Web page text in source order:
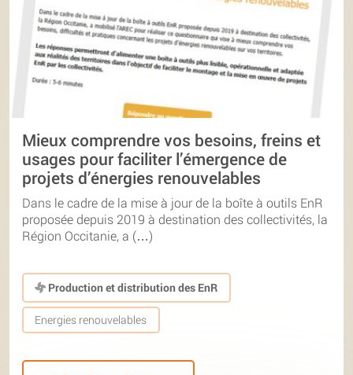
Mieux comprendre vos besoins, freins et
usages pour faciliter l’émergence de
projets d’énergies renouvelables
Dans le cadre de la mise à jour de la boîte à outils EnR
proposée depuis 2019 à destination des collectivités, la
Région Occitanie, a (…)
Production et distribution des EnR
Energies renouvelables